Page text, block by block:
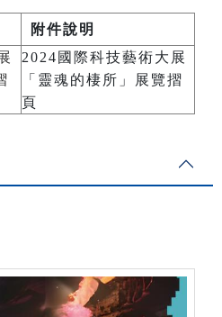
附件說明
2024國際科技藝術大展
「靈魂的棲所」展覽摺
頁